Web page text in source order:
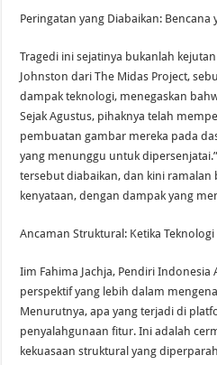
Peringatan yang Diabaikan: Bencana
Tragedi ini sejatinya bukanlah
Johnston dari The Midas Project,
dampak teknologi, menegaskan
Sejak Agustus, pihaknya telah
pembuatan gambar mereka pada
yang menunggu untuk
tersebut diabaikan, dan kini
kenyataan, dengan dampak yang
Ancaman Struktural: Ketika
Iim Fahima Jachja, Pendiri
perspektif yang lebih dalam
Menurutnya, apa yang terjadi di
penyalahgunaan fitur. Ini adalah
kekuasaan struktural yang